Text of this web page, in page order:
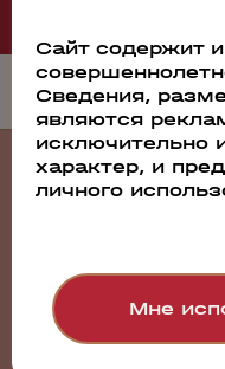
События
Сайт содержит
Сведения,
являются
исключительно
характер, и
личного
Мне